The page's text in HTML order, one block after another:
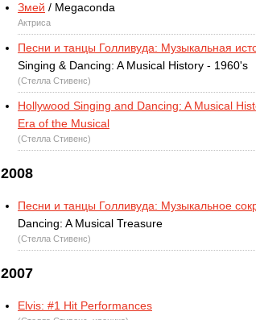
Змей / Megaconda
Актриса
Песни и танцы Голливуда: Музыкальная
Singing & Dancing: A Musical History - 1960's
(Стелла Стивенс)
Hollywood Singing and Dancing: A Musical
Era of the Musical
(Стелла Стивенс)
2008
Песни и танцы Голливуда: Музыкальное
Dancing: A Musical Treasure
(Стелла Стивенс)
2007
Elvis: #1 Hit Performances